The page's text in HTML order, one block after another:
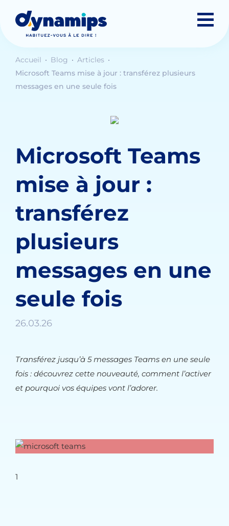
Accueil Blog
Articles
Microsoft Teams mise à jour : transférez plusieurs
messages en une seule fois
Microsoft Teams
mise à jour :
transférez
plusieurs
messages en une
seule fois
26.03.26
Transférez jusqu’à 5 messages Teams en une seule
fois : découvrez cette nouveauté, comment l’activer
et pourquoi vos équipes vont l’adorer.
1